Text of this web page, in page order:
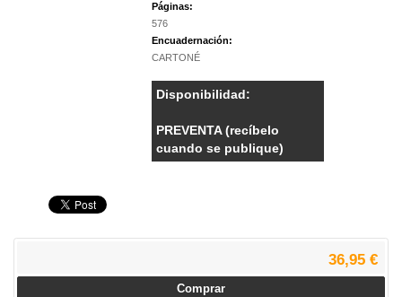
Páginas:
576
Encuadernación:
CARTONÉ
Disponibilidad:
PREVENTA (recíbelo
cuando se publique)
36,95 €
Comprar